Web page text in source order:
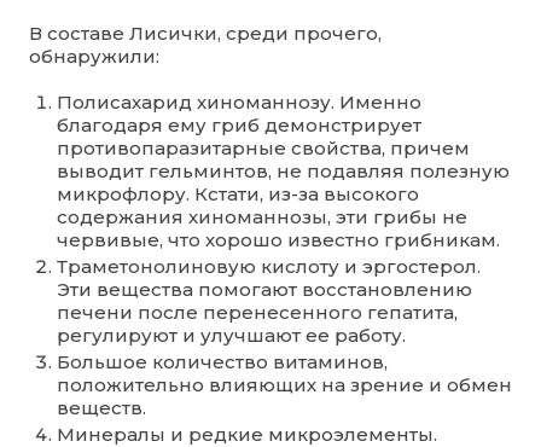
В составе Лисички, среди прочего,
обнаружили:
Полисахарид хиноманнозу. Именно
благодаря ему гриб демонстрирует
противопаразитарные свойства, причем
выводит гельминтов, не подавляя полезную
микрофлору. Кстати, из-за высокого
содержания хиноманнозы, эти грибы не
червивые, что хорошо известно грибникам.
Траметонолиновую кислоту и эргостерол.
Эти вещества помогают восстановлению
печени после перенесенного гепатита,
регулируют и улучшают ее работу.
Большое количество витаминов,
положительно влияющих на зрение и обмен
веществ.
Минералы и редкие микроэлементы.